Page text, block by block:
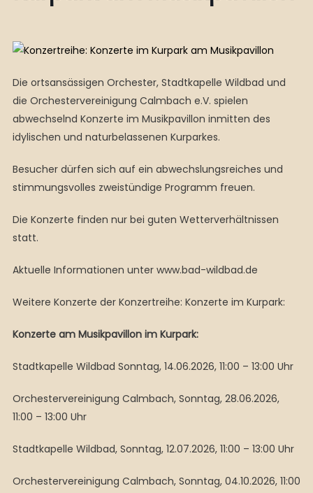
Die ortsansässigen Orchester, Stadtkapelle Wildbad und
die Orchestervereinigung Calmbach e.V. spielen
abwechselnd Konzerte im Musikpavillon inmitten des
idylischen und naturbelassenen Kurparkes.
Besucher dürfen sich auf ein abwechslungsreiches und
stimmungsvolles zweistündige Programm freuen.
Die Konzerte finden nur bei guten Wetterverhältnissen
statt.
Aktuelle Informationen unter www.bad-wildbad.de
Weitere Konzerte der Konzertreihe: Konzerte im Kurpark:
Konzerte am Musikpavillon im Kurpark:
Stadtkapelle Wildbad Sonntag, 14.06.2026, 11:00 – 13:00 Uhr
Orchestervereinigung Calmbach, Sonntag, 28.06.2026,
11:00 – 13:00 Uhr
Stadtkapelle Wildbad, Sonntag, 12.07.2026, 11:00 – 13:00 Uhr
Orchestervereinigung Calmbach, Sonntag, 04.10.2026, 11:00